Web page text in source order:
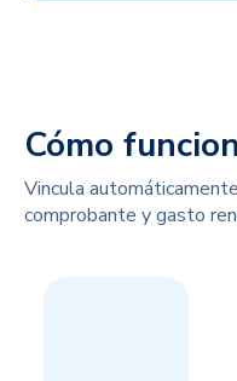
Cómo
Vincula
comprobante y gasto